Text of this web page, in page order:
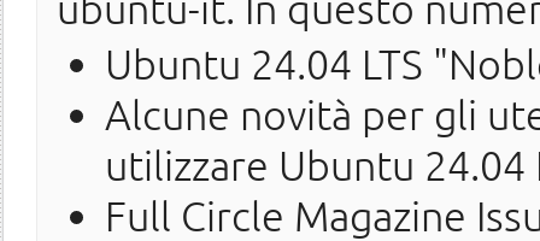
Ubuntu 24.04 LTS
Alcune novità per gli
utilizzare Ubuntu 24.04
Full Circle Magazine